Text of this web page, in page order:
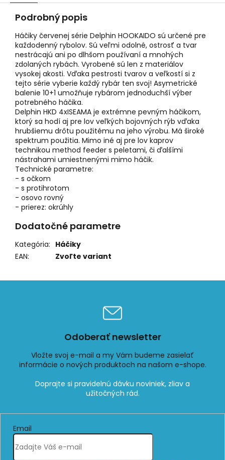
Podrobný popis
Háčiky červenej série Delphin HOOKAIDO sú určené pre
každodenný rybolov. Sú veľmi odolné, ostrosť a tvar
nestrácajú ani po dlhšom používaní a mnohých
zdolaných rybách. Vyrobené sú len z materiálov
vysokej akosti. Vďaka pestrosti tvarov a veľkostí si z
tejto série vyberie každý rybár ten svoj! Asymetrické
balenie 10+1 umožňuje rybárom jednoduchší výber
potrebného háčika.
Delphin HKD 4xISEAMA je extrémne pevným háčikom,
ktorý sa hodí aj pre lov veľkých bojovných rýb vďaka
hrubšiemu drôtu použitému na jeho výrobu. Má široké
spektrum použitia. Mimo iné aj pre lov kaprov
technikou method feeder s peletami, či ďalšími
nástrahami umiestnenými mimo háčik.
Technické parametre:
- s očkom
- s protihrotom
- osovo rovný
- prierez: okrúhly
Dodatočné parametre
Kategória: Háčiky
EAN: Zvoľte variant
Odoberať newsletter
Vložte svoj e-mail a my Vám budeme zasielať
informácie o nových produktoch na našom e-shope.
Email